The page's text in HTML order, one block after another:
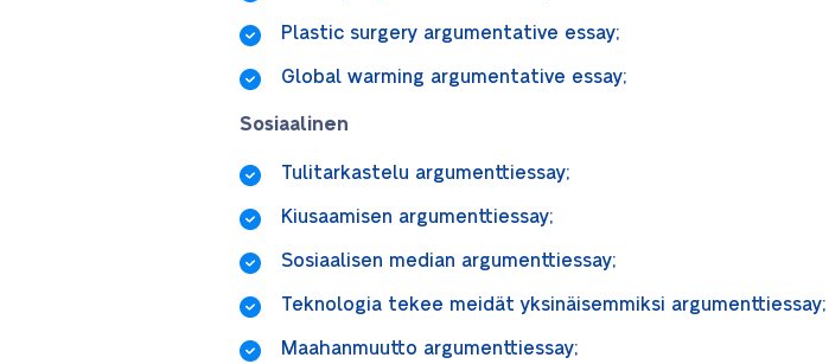
Plastic surgery argumentative essay;
Global warming argumentative essay;
Sosiaalinen
Tulitarkastelu argumenttiessay;
Kiusaamisen argumenttiessay;
Sosiaalisen median argumenttiessay;
Teknologia tekee meidät yksinäisemmiksi argumenttiessay;
Maahanmuutto argumenttiessay;